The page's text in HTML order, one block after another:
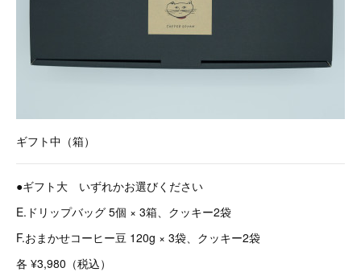
ギフト中（箱）
●ギフト大 いずれかお選びください
E.ドリップバッグ 5個 × 3箱、クッキー2袋
F.おまかせコーヒー豆 120g × 3袋、クッキー2袋
各 ¥3,980（税込）